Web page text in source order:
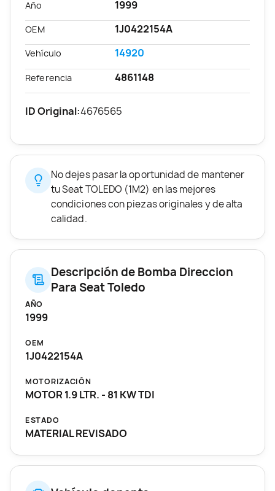
Año 1999
OEM 1J0422154A
Vehículo 14920
Referencia 4861148
ID Original:4676565
No dejes pasar la oportunidad de mantener
tu Seat TOLEDO (1M2) en las mejores
condiciones con piezas originales y de alta
calidad.
Descripción de Bomba Direccion
Para Seat Toledo
AÑO
1999
OEM
1J0422154A
MOTORIZACIÓN
MOTOR 1.9 LTR. - 81 KW TDI
ESTADO
MATERIAL REVISADO